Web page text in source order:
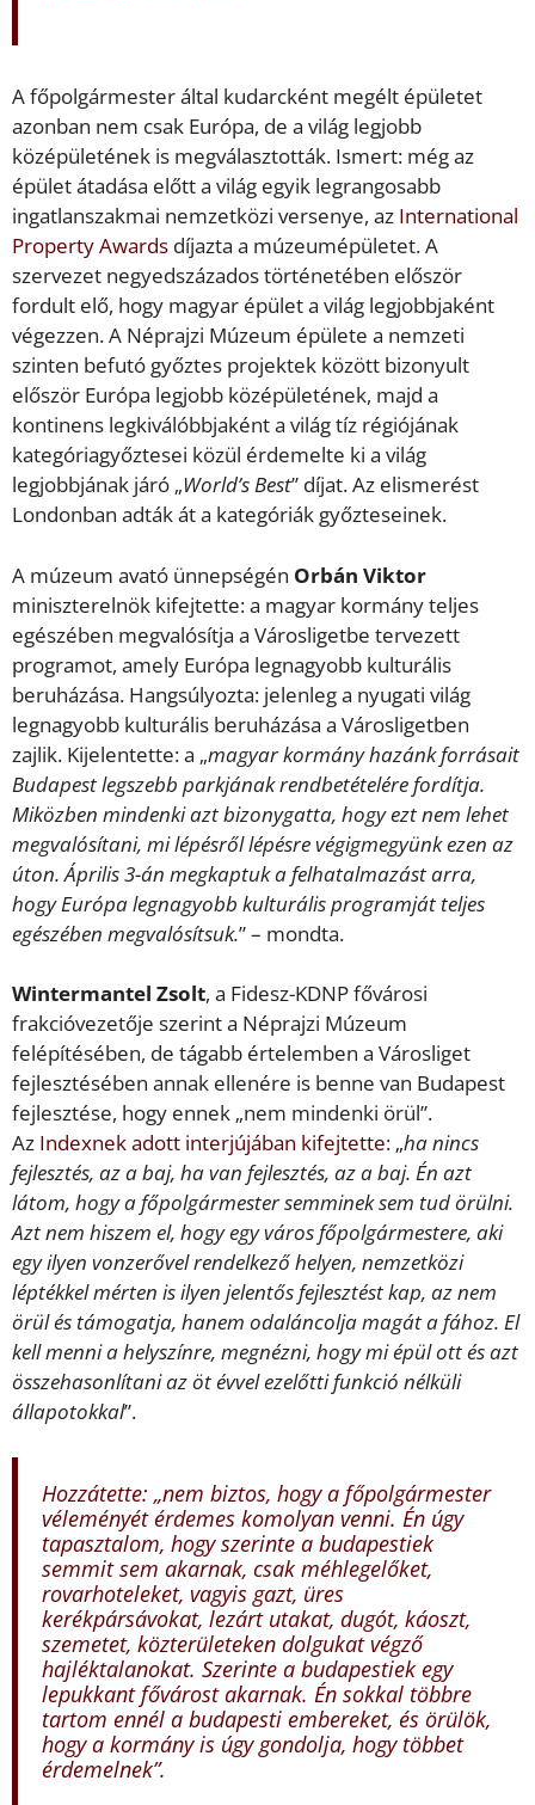
A főpolgármester által kudarcként megélt épületet
azonban nem csak Európa, de a világ legjobb
középületének is megválasztották. Ismert: még az
épület átadása előtt a világ egyik legrangosabb
ingatlanszakmai nemzetközi versenye, az International
Property Awards díjazta a múzeumépületet. A
szervezet negyedszázados történetében először
fordult elő, hogy magyar épület a világ legjobbjaként
végezzen. A Néprajzi Múzeum épülete a nemzeti
szinten befutó győztes projektek között bizonyult
először Európa legjobb középületének, majd a
kontinens legkiválóbbjaként a világ tíz régiójának
kategóriagyőztesei közül érdemelte ki a világ
legjobbjának járó „World’s Best” díjat. Az elismerést
Londonban adták át a kategóriák győzteseinek.
A múzeum avató ünnepségén Orbán Viktor
miniszterelnök kifejtette: a magyar kormány teljes
egészében megvalósítja a Városligetbe tervezett
programot, amely Európa legnagyobb kulturális
beruházása. Hangsúlyozta: jelenleg a nyugati világ
legnagyobb kulturális beruházása a Városligetben
zajlik. Kijelentette: a „magyar kormány hazánk forrásait
Budapest legszebb parkjának rendbetételére fordítja.
Miközben mindenki azt bizonygatta, hogy ezt nem lehet
megvalósítani, mi lépésről lépésre végigmegyünk ezen az
úton. Április 3-án megkaptuk a felhatalmazást arra,
hogy Európa legnagyobb kulturális programját teljes
egészében megvalósítsuk.” – mondta.
Wintermantel Zsolt, a Fidesz-KDNP fővárosi
frakcióvezetője szerint a Néprajzi Múzeum
felépítésében, de tágabb értelemben a Városliget
fejlesztésében annak ellenére is benne van Budapest
fejlesztése, hogy ennek „nem mindenki örül”.
Az Indexnek adott interjújában kifejtette: „ha nincs
fejlesztés, az a baj, ha van fejlesztés, az a baj. Én azt
látom, hogy a főpolgármester semminek sem tud örülni.
Azt nem hiszem el, hogy egy város főpolgármestere, aki
egy ilyen vonzerővel rendelkező helyen, nemzetközi
léptékkel mérten is ilyen jelentős fejlesztést kap, az nem
örül és támogatja, hanem odaláncolja magát a fához. El
kell menni a helyszínre, megnézni, hogy mi épül ott és azt
összehasonlítani az öt évvel ezelőtti funkció nélküli
állapotokkal”.
Hozzátette: „nem biztos, hogy a főpolgármester
véleményét érdemes komolyan venni. Én úgy
tapasztalom, hogy szerinte a budapestiek
semmit sem akarnak, csak méhlegelőket,
rovarhoteleket, vagyis gazt, üres
kerékpársávokat, lezárt utakat, dugót, káoszt,
szemetet, közterületeken dolgukat végző
hajléktalanokat. Szerinte a budapestiek egy
lepukkant fővárost akarnak. Én sokkal többre
tartom ennél a budapesti embereket, és örülök,
hogy a kormány is úgy gondolja, hogy többet
érdemelnek”.